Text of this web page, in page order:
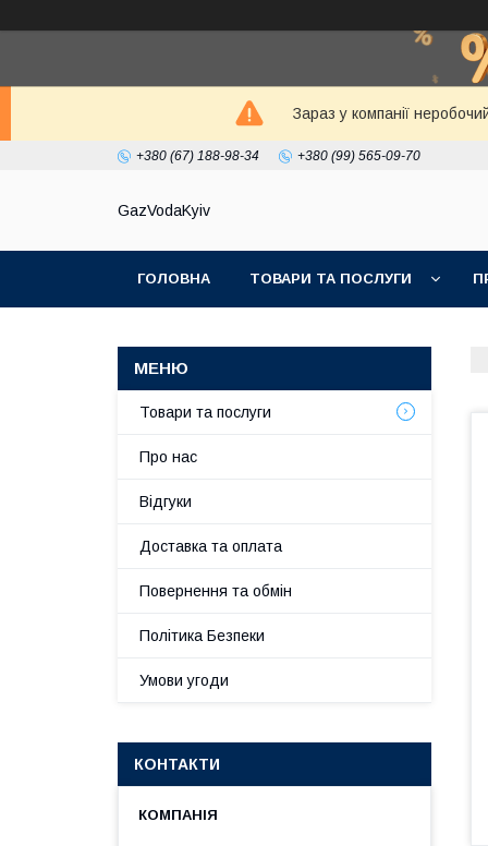
Зараз у компанії
+380 (67) 188-98-34 +380 (99) 565-09-70
GazVodaKyiv
ГОЛОВНА ТОВАРИ ТА ПОСЛУГИ
Товари та послуги
Про нас
Відгуки
Доставка та оплата
Повернення та обмін
Політика Безпеки
Умови угоди
КОНТАКТИ